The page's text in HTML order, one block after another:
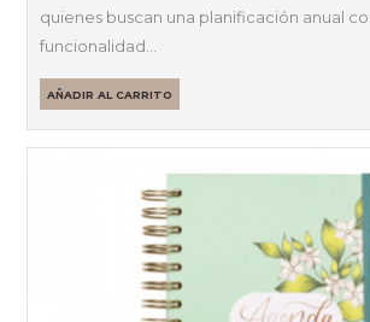
era:
14,23 €.
es:
12,10 €.
quienes buscan una planificación anual
funcionalidad…
AÑADIR AL CARRITO